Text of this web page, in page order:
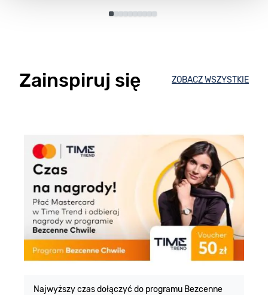
Zainspiruj się ZOBACZ WSZYSTKIE
Najwyższy czas dołączyć do programu Bezcenne